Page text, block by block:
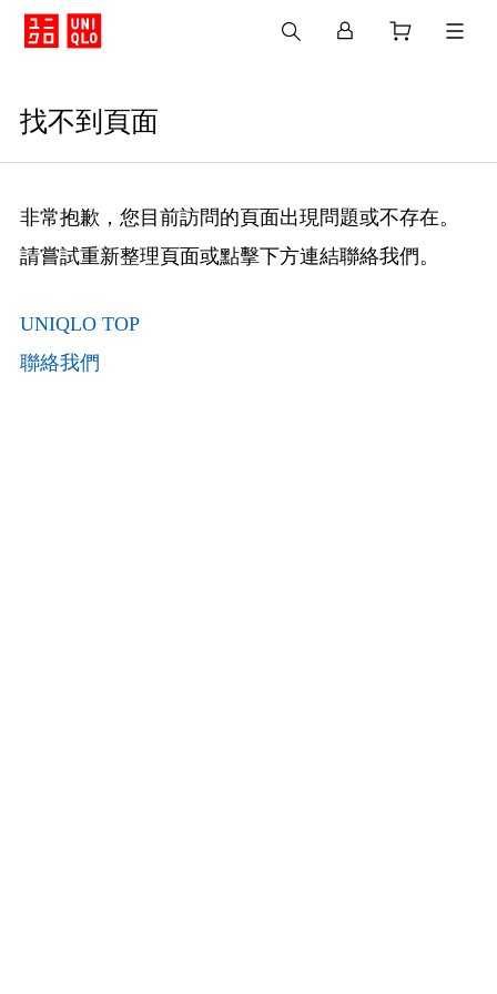
找不到頁面
非常抱歉，您目前訪問的頁面出現問題或不存在。
請嘗試重新整理頁面或點擊下方連結聯絡我們。
UNIQLO TOP
聯絡我們